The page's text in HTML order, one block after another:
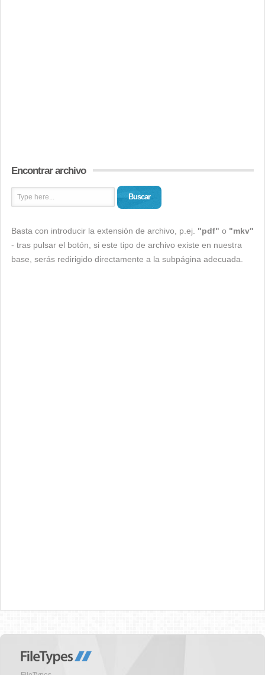
Encontrar archivo
Buscar
Basta con introducir la extensión de archivo, p.ej. "pdf" o "mkv"
- tras pulsar el botón, si este tipo de archivo existe en nuestra
base, serás redirigido directamente a la subpágina adecuada.